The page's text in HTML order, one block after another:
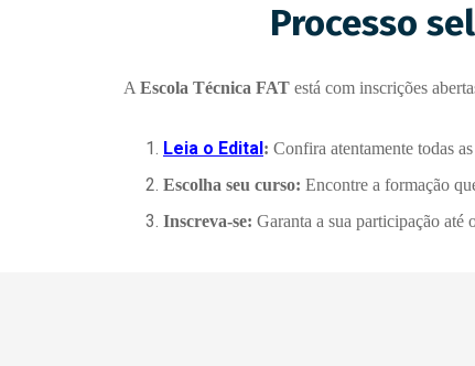
Processo
A Escola Técnica FAT está com inscrições
Leia o Edital: Confira atentamente todas
Escolha seu curso: Encontre a formação
Inscreva-se: Garanta a sua participação até